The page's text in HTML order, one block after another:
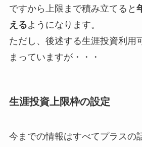
ですから上限まで積み立てると
えるようになります。
ただし、後述する生涯投資利用
まっていますが・・・
生涯投資上限枠の設定
今までの情報はすべてプラスの